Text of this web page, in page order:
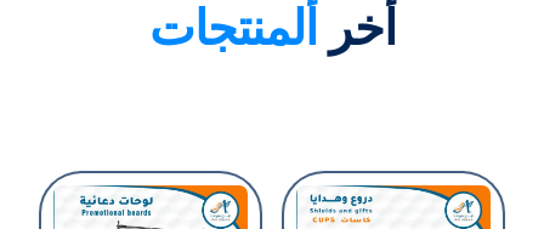
أخر ألمنتجات